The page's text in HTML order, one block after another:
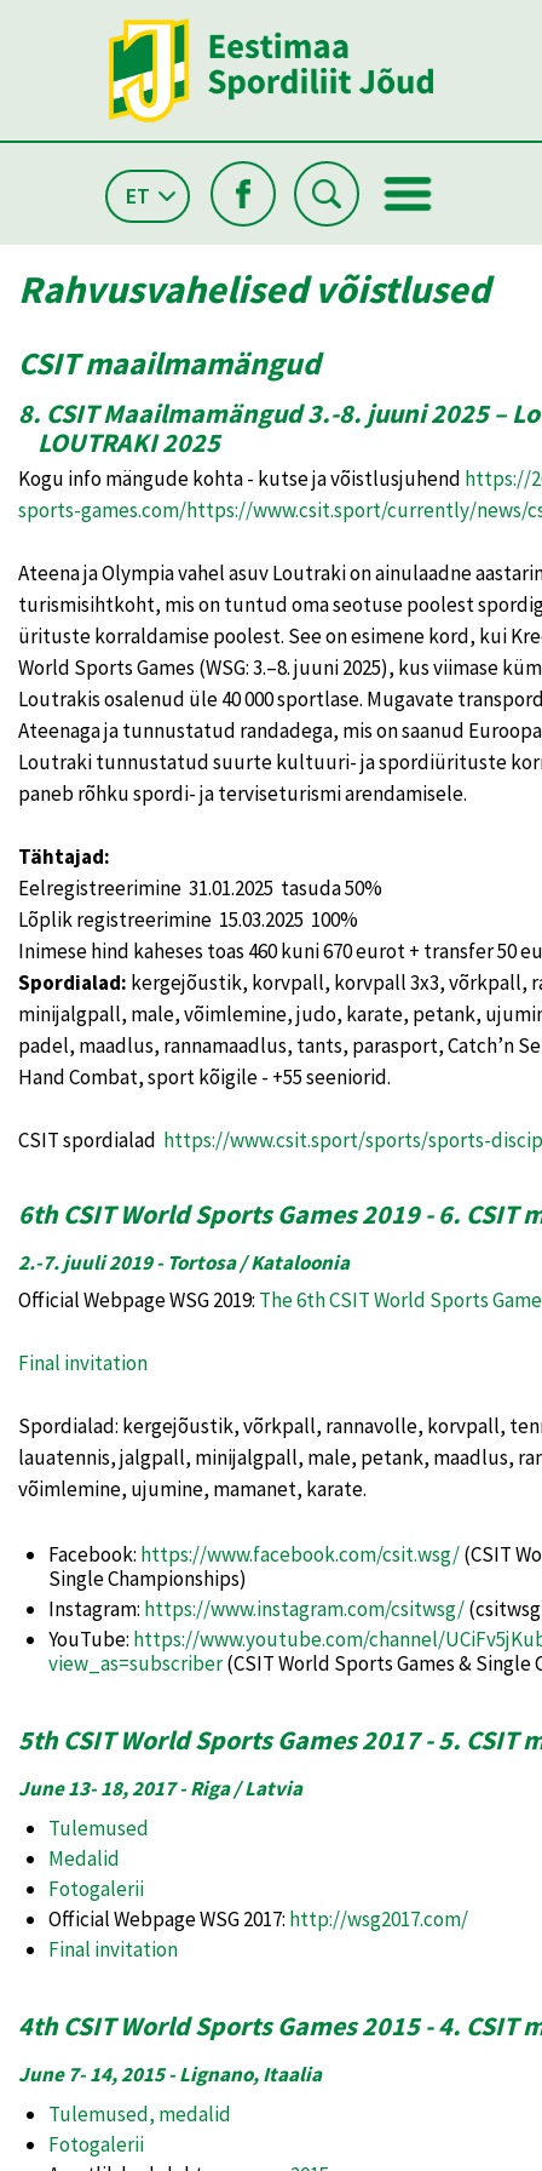
ET
Rahvusvahelised võistlused
CSIT maailmamängud
8. CSIT Maailmamängud 3.-8. juuni 2025 –
LOUTRAKI 2025
Kogu info mängude kohta - kutse ja võistlusjuhend https://
sports-games.com/https://www.csit.sport/currently/news/
Ateena ja Olympia vahel asuv Loutraki on ainulaadne
turismisihtkoht, mis on tuntud oma seotuse poolest
ürituste korraldamise poolest. See on esimene kord, kui
World Sports Games (WSG: 3.–8. juuni 2025), kus viimase
Loutrakis osalenud üle 40 000 sportlase. Mugavate
Ateenaga ja tunnustatud randadega, mis on saanud
Loutraki tunnustatud suurte kultuuri- ja spordiürituste
paneb rõhku spordi- ja terviseturismi arendamisele.
Tähtajad:
Eelregistreerimine 31.01.2025 tasuda 50%
Lõplik registreerimine 15.03.2025 100%
Inimese hind kaheses toas 460 kuni 670 eurot + transfer 50
Spordialad: kergejõustik, korvpall, korvpall 3x3, võrkpall,
minijalgpall, male, võimlemine, judo, karate, petank,
padel, maadlus, rannamaadlus, tants, parasport, Catch’n
Hand Combat, sport kõigile - +55 seeniorid.
CSIT spordialad https://www.csit.sport/sports/sports-
6th CSIT World Sports Games 2019 - 6. CSIT
2.-7. juuli 2019 - Tortosa / Kataloonia
Official Webpage WSG 2019: The 6th CSIT World Sports
Final invitation
Spordialad: kergejõustik, võrkpall, rannavolle, korvpall,
lauatennis, jalgpall, minijalgpall, male, petank, maadlus,
võimlemine, ujumine, mamanet, karate.
Facebook: https://www.facebook.com/csit.wsg/(CSIT
Single Championships)
Instagram: https://www.instagram.com/csitwsg/
YouTube: https://www.youtube.com/channel/
view_as=subscriber(CSIT World Sports Games & Single
5th CSIT World Sports Games 2017 - 5. CSIT
June 13- 18, 2017 - Riga / Latvia
Tulemused
Medalid
Fotogalerii
Official Webpage WSG 2017: http://wsg2017.com/
Final invitation
4th CSIT World Sports Games 2015 - 4. CSIT
June 7- 14, 2015 - Lignano, Itaalia
Tulemused, medalid
Fotogalerii